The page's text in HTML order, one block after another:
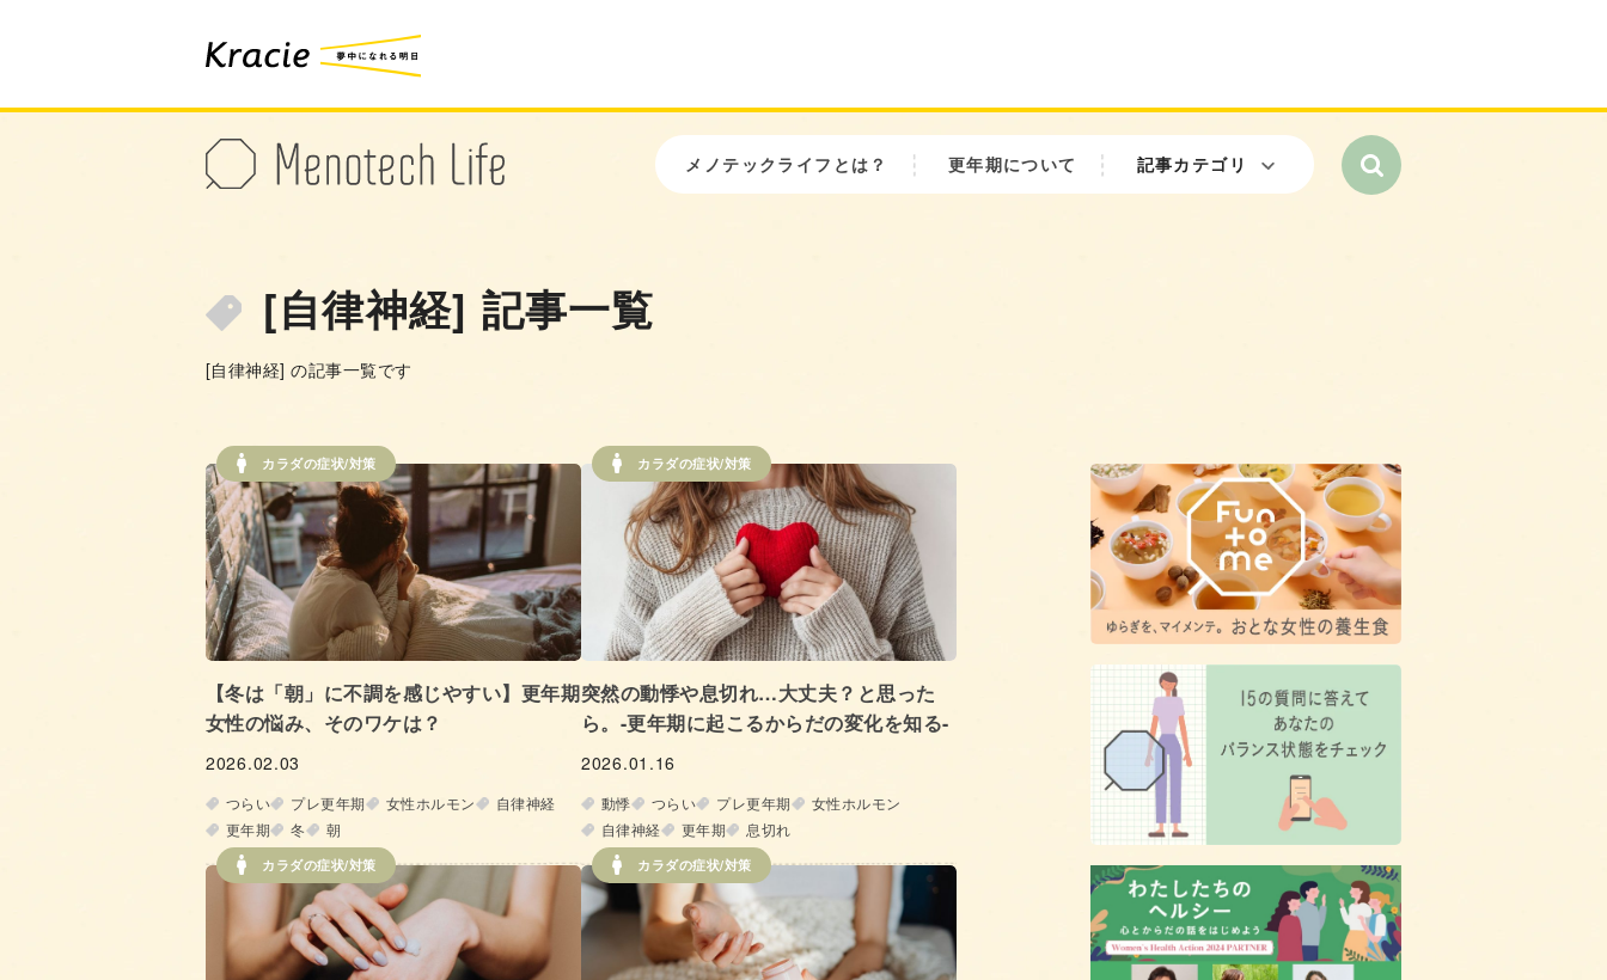
メノテックライフとは？ 更年期について 記事カテゴリ
[自律神経] 記事一覧
[自律神経] の記事一覧です
カラダの症状/対策
【冬は「朝」に不調を感じやすい】更年期
女性の悩み、そのワケは？
2026.02.03
つらい プレ更年期 女性ホルモン
自律神経
更年期
冬 朝
カラダの症状/対策
突然の動悸や息切れ…大丈夫？と思った
ら。-更年期に起こるからだの変化を知る-
2026.01.16
動悸 つらい プレ更年期
女性ホルモン
自律神経
更年期 息切れ
カラダの症状/対策 カラダの症状/対策